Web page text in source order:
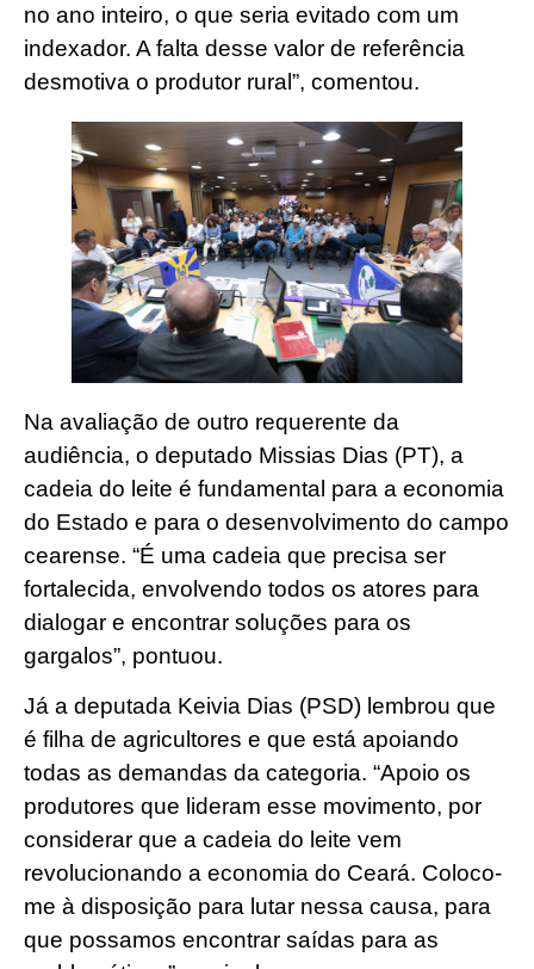
no ano inteiro, o que seria evitado com um
indexador. A falta desse valor de referência
desmotiva o produtor rural”, comentou.
Na avaliação de outro requerente da
audiência, o deputado Missias Dias (PT), a
cadeia do leite é fundamental para a economia
do Estado e para o desenvolvimento do campo
cearense. “É uma cadeia que precisa ser
fortalecida, envolvendo todos os atores para
dialogar e encontrar soluções para os
gargalos”, pontuou.
Já a deputada Keivia Dias (PSD) lembrou que
é filha de agricultores e que está apoiando
todas as demandas da categoria. “Apoio os
produtores que lideram esse movimento, por
considerar que a cadeia do leite vem
revolucionando a economia do Ceará. Coloco-
me à disposição para lutar nessa causa, para
que possamos encontrar saídas para as